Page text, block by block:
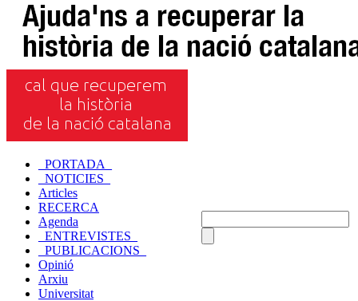
_PORTADA_
_NOTICIES_
Articles
RECERCA
Agenda
_ENTREVISTES_
_PUBLICACIONS_
Opinió
Arxiu
Universitat